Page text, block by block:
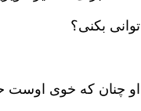
توانی بکنی؟
او چنان که خوی اوست